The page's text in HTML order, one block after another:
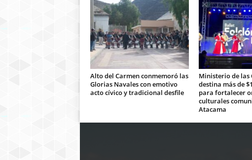
Alto del Carmen conmemoró las
Glorias Navales con emotivo
acto cívico y tradicional desfile
Ministerio de las
destina más de
para fortalecer
culturales
Atacama